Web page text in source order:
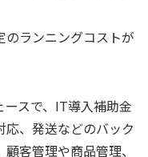
ランニングコストが
スで、IT導入補助金
、発送などのバック
客管理や商品管理、